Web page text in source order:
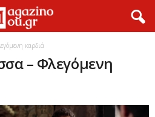
καρδιά
– Φλεγόμενη